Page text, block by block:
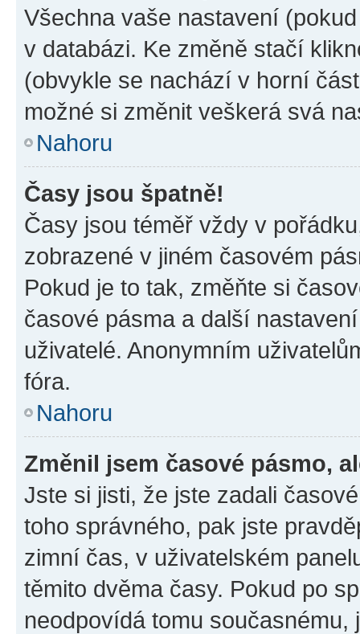
Všechna vaše nastavení
v databázi. Ke změně stačí
(obvykle se nachází v horní
možné si změnit veškerá svá
Nahoru
Časy jsou špatně!
Časy jsou téměř vždy v
zobrazené v jiném časovém
Pokud je to tak, změňte si
časové pásma a další
uživatelé. Anonymním
fóra.
Nahoru
Změnil jsem časové pásmo,
Jste si jisti, že jste zadali
toho správného, pak jste
zimní čas, v uživatelském
těmito dvěma časy. Pokud po
neodpovídá tomu